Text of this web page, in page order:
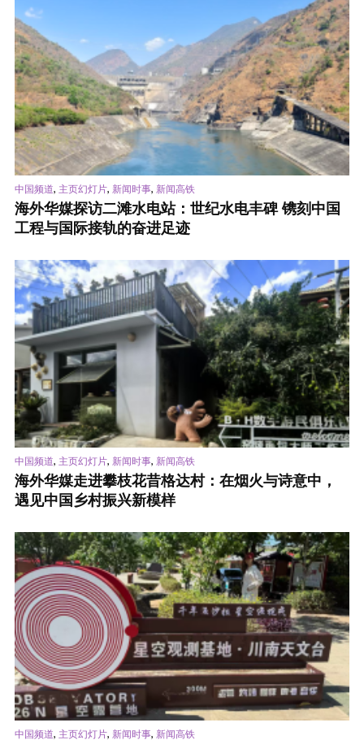
中国频道, 主页幻灯片, 新闻时事, 新闻高铁
海外华媒探访二滩水电站：世纪水电丰碑 镌刻中国
工程与国际接轨的奋进足迹
中国频道, 主页幻灯片, 新闻时事, 新闻高铁
海外华媒走进攀枝花昔格达村：在烟火与诗意中，
遇见中国乡村振兴新模样
中国频道, 主页幻灯片, 新闻时事, 新闻高铁